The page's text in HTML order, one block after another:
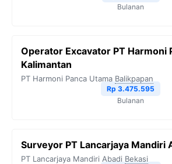
Bulanan
Operator Excavator PT Harmoni
Kalimantan
PT Harmoni Panca Utama Balikpapan
Rp 3.475.595
Bulanan
Surveyor PT Lancarjaya Mandiri
PT Lancarjaya Mandiri Abadi Bekasi